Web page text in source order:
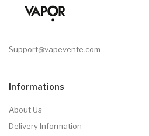
Support@vapevente.com
Informations
About Us
Delivery Information